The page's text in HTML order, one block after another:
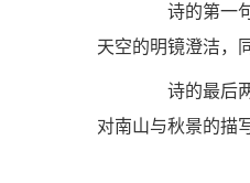
诗的第一句
天空的明镜澄洁，
诗的最后两
对南山与秋景的描